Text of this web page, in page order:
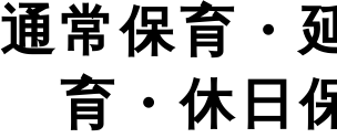
通常保育・
育・休日